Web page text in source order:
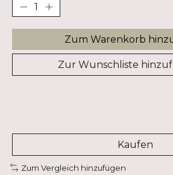
Zum Warenkorb
Zur Wunschliste
Kaufen
Zum Vergleich hinzufügen